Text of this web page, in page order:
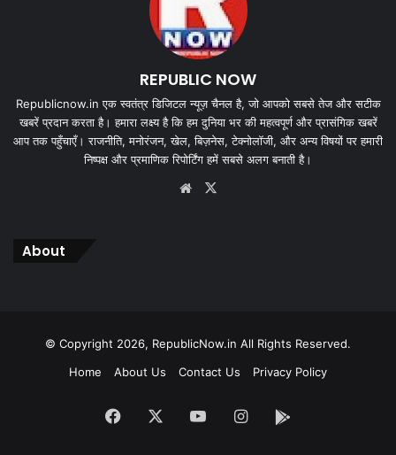
REPUBLIC NOW
Republicnow.in एक स्वतंत्र डिजिटल न्यूज़ चैनल है, जो आपको सबसे तेज और सटीक
खबरें प्रदान करता है। हमारा लक्ष्य है कि हम दुनिया भर की महत्वपूर्ण और प्रासंगिक खबरें
आप तक पहुँचाएँ। राजनीति, मनोरंजन, खेल, बिज़नेस, टेक्नोलॉजी, और अन्य विषयों पर हमारी
निष्पक्ष और प्रमाणिक रिपोर्टिंग हमें सबसे अलग बनाती है।
Website
About
© Copyright 2026, RepublicNow.in All Rights Reserved.
Home
About Us Contact Us Privacy Policy
Facebook YouTubeInstagram